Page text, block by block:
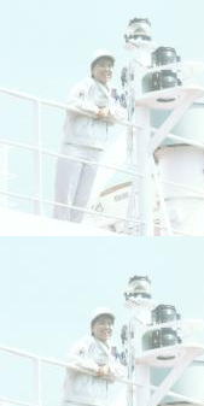
今週の「内航海